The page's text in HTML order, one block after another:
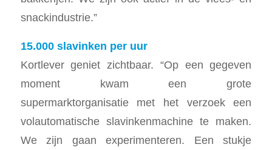
snackindustrie.”
15.000 slavinken per uur
Kortlever geniet zichtbaar. “Op een gegeven
moment kwam een grote
supermarktorganisatie met het verzoek een
volautomatische slavinkenmachine te maken.
We zijn gaan experimenteren. Een stukje